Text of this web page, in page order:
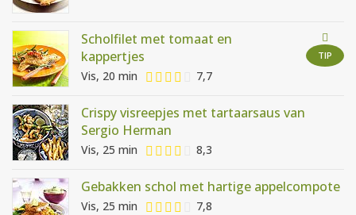
WEEKMENU'S
TIP
Scholfilet met tomaat en
kappertjes
Vis, 20 min 7,7
Crispy visreepjes met tartaarsaus van
Sergio Herman
Vis, 25 min 8,3
Gebakken schol met hartige appelcompote
Vis, 25 min 7,8